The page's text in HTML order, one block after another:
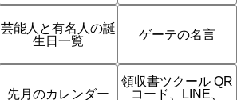
芸能人と有名人の誕
生日一覧
ゲーテの名言
先月のカレンダー
領収書ツクール QR
コード、LINE、